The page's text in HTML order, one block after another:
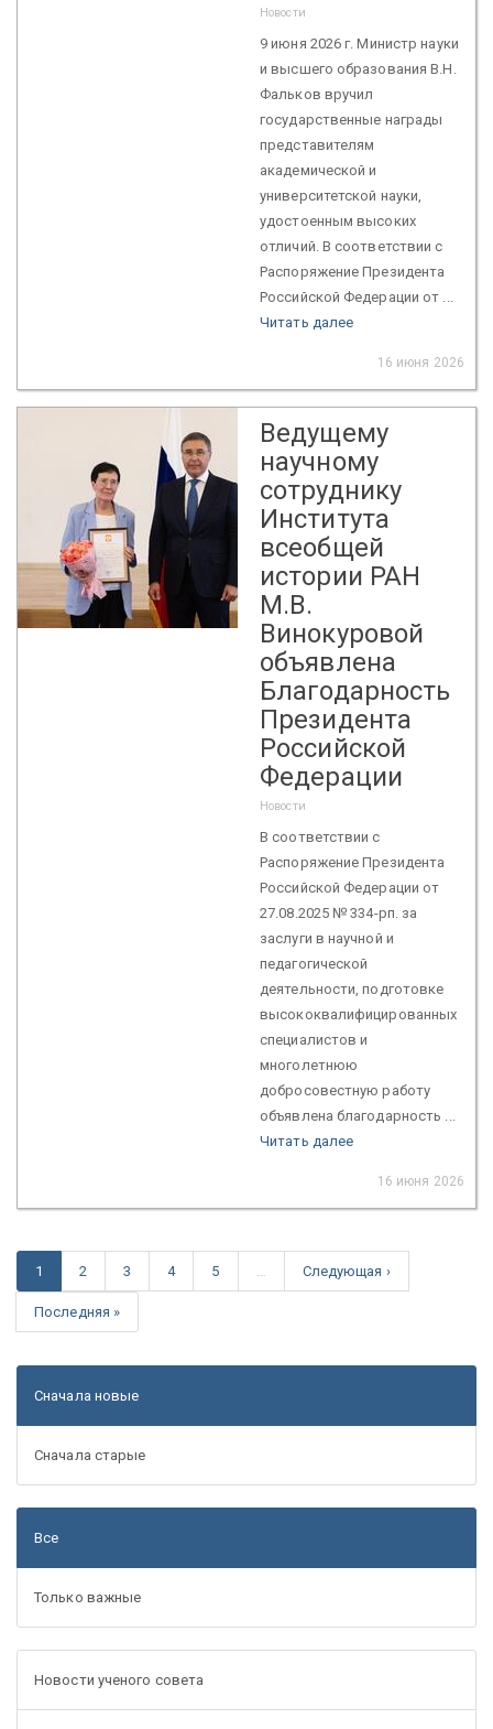
Новости
9 июня 2026 г. Министр науки
и высшего образования В.Н.
Фальков вручил
государственные награды
представителям
академической и
университетской науки,
удостоенным высоких
отличий. В соответствии с
Распоряжение Президента
Российской Федерации от ...
Читать далее
16 июня 2026
Ведущему
научному
сотруднику
Института
всеобщей
истории РАН
М.В.
Винокуровой
объявлена
Благодарность
Президента
Российской
Федерации
Новости
В соответствии с
Распоряжение Президента
Российской Федерации от
27.08.2025 № 334-рп. за
заслуги в научной и
педагогической
деятельности, подготовке
высококвалифицированных
специалистов и
многолетнюю
добросовестную работу
объявлена благодарность ...
Читать далее
16 июня 2026
1 2 3 4 5 Следующая ›
Последняя »
Сначала новые
Сначала старые
Все
Только важные
Новости ученого совета